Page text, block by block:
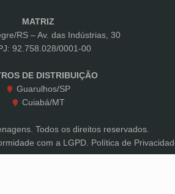
MATRIZ
RS – Av. das Indústrias, 30
92.758.028/0001-00
DE DISTRIBUIÇÃO
Guarulhos/SP
Cuiabá/MT
Todos os direitos reservados.
com a LGPD. Política de